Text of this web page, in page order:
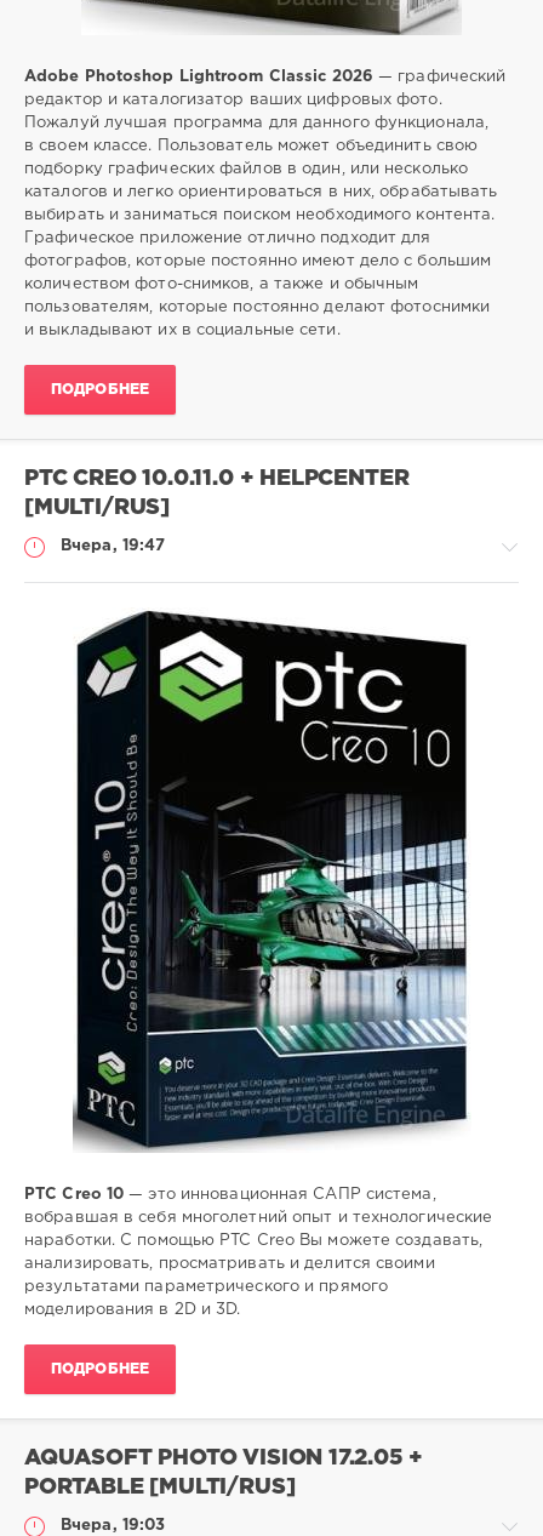
Adobe Photoshop Lightroom Classic 2026 — графический
редактор и каталогизатор ваших цифровых фото.
Пожалуй лучшая программа для данного функционала,
в своем классе. Пользователь может объединить свою
подборку графических файлов в один, или несколько
каталогов и легко ориентироваться в них, обрабатывать
выбирать и заниматься поиском необходимого контента.
Графическое приложение отлично подходит для
фотографов, которые постоянно имеют дело с большим
количеством фото-снимков, а также и обычным
пользователям, которые постоянно делают фотоснимки
и выкладывают их в социальные сети.
ПОДРОБНЕЕ
PTC CREO 10.0.11.0 + HELPCENTER
[MULTI/RUS]
Вчера, 19:47
Софт
создать,
моделирование,
конструкции
PTC Creo 10 — это инновационная САПР система,
вобравшая в себя многолетний опыт и технологические
наработки. C помощью PTC Creo Вы можете создавать,
анализировать, просматривать и делится своими
результатами параметрического и прямого
моделирования в 2D и 3D.
ПОДРОБНЕЕ
AQUASOFT PHOTO VISION 17.2.05 +
PORTABLE [MULTI/RUS]
Вчера, 19:03